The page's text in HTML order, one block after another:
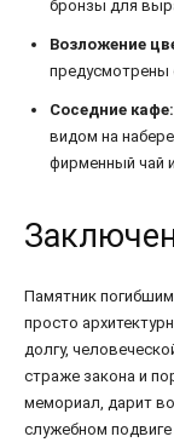
бронзы для
Возложение
предусмотрены
Соседние кафе:
видом на
фирменный чай
Памятник
просто
долгу,
страже закона и
мемориал, дарит
служебном подвиге